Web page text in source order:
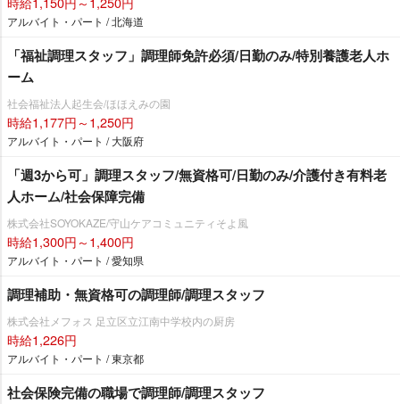
アルバイト・パート / 北海道
「福祉調理スタッフ」調理師免許必須/日勤のみ/特別養護老人ホ
ーム
社会福祉法人起生会/ほほえみの園
時給1,177円～1,250円
アルバイト・パート / 大阪府
「週3から可」調理スタッフ/無資格可/日勤のみ/介護付き有料老
人ホーム/社会保障完備
株式会社SOYOKAZE/守山ケアコミュニティそよ風
時給1,300円～1,400円
アルバイト・パート / 愛知県
調理補助・無資格可の調理師/調理スタッフ
株式会社メフォス 足立区立江南中学校内の厨房
時給1,226円
アルバイト・パート / 東京都
社会保険完備の職場で調理師/調理スタッフ